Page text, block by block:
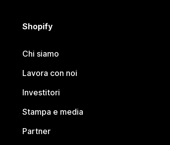
Shopify
Chi siamo
Lavora con noi
Investitori
Stampa e media
Partner